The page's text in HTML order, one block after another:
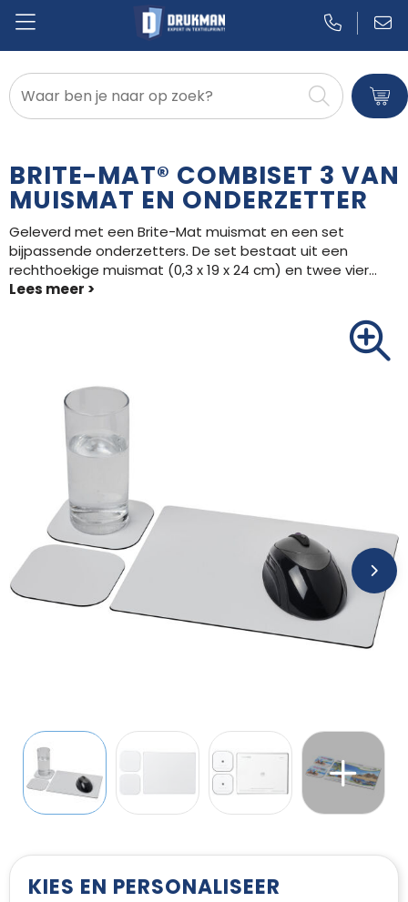
Badtextiel en Douche
Bodywarmers
Broeken en Rokken
Caps, Hoeden en Mutsen
Handschoenen en Sjaals
Jassen
Kledingaccessoires
Ondergoed, Sokken en Nachtkleding
Overhemden
Peuters en Baby's
Schoenen
Sweaters
T-Shirts
Vesten
BRITE-MAT® COMBISET 3 VAN
MUISMAT EN ONDERZETTER
Geleverd met een Brite-Mat muismat en een set
bijpassende onderzetters. De set bestaat uit een
rechthoekige muismat (0,3 x 19 x 24 cm) en twee vier...
KIES EN PERSONALISEER